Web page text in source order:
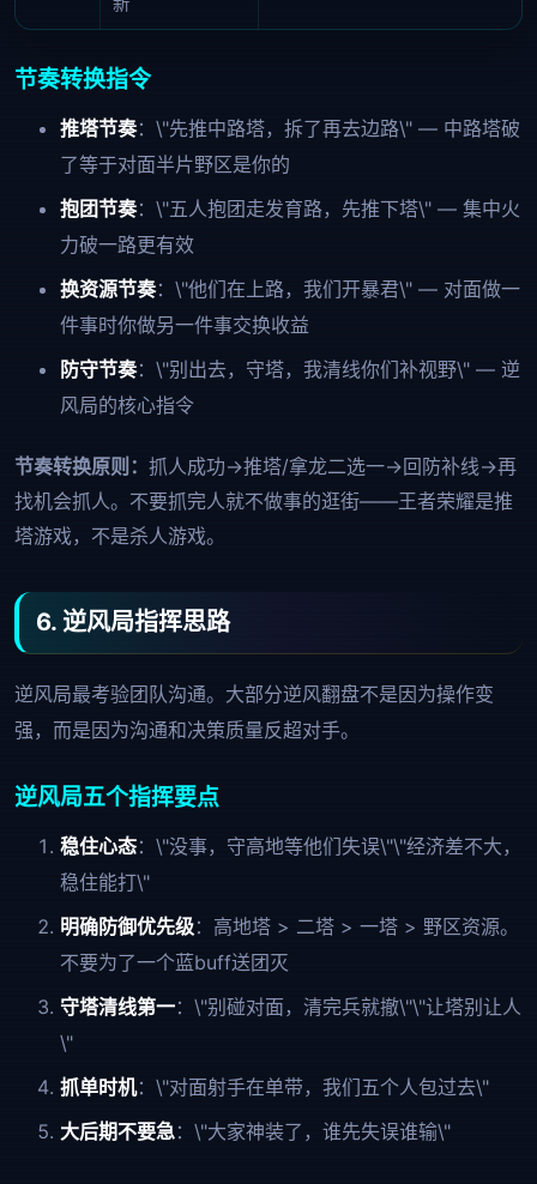
节奏转换指令
推塔节奏：\"先推中路塔，拆了再去边路\" — 中路塔破
了等于对面半片野区是你的
抱团节奏：\"五人抱团走发育路，先推下塔\" — 集中火
力破一路更有效
换资源节奏：\"他们在上路，我们开暴君\" — 对面做一
件事时你做另一件事交换收益
防守节奏：\"别出去，守塔，我清线你们补视野\" — 逆
风局的核心指令
节奏转换原则： 抓人成功→推塔/拿龙二选一→回防补线→再
找机会抓人。不要抓完人就不做事的逛街——王者荣耀是推
塔游戏，不是杀人游戏。
6. 逆风局指挥思路
逆风局最考验团队沟通。大部分逆风翻盘不是因为操作变
强，而是因为沟通和决策质量反超对手。
逆风局五个指挥要点
稳住心态：\"没事，守高地等他们失误\"\"经济差不大，
稳住能打\"
明确防御优先级：高地塔 > 二塔 > 一塔 > 野区资源。
不要为了一个蓝buff送团灭
守塔清线第一：\"别碰对面，清完兵就撤\"\"让塔别让人
\"
抓单时机：\"对面射手在单带，我们五个人包过去\"
大后期不要急：\"大家神装了，谁先失误谁输\"